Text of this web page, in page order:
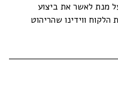
מנת לאשר את ביצוע
ווידינו שהריהוט